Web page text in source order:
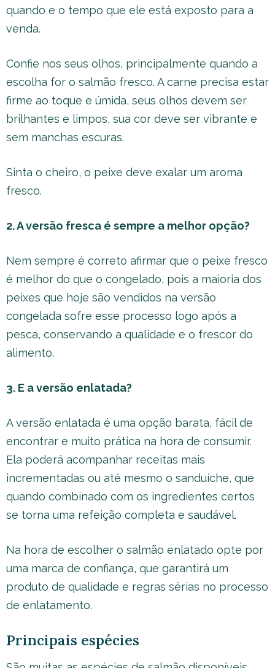
quando e o tempo que ele está exposto para a
venda.
Confie nos seus olhos, principalmente quando a
escolha for o salmão fresco. A carne precisa estar
firme ao toque e úmida, seus olhos devem ser
brilhantes e limpos, sua cor deve ser vibrante e
sem manchas escuras.
Sinta o cheiro, o peixe deve exalar um aroma
fresco.
2. A versão fresca é sempre a melhor opção?
Nem sempre é correto afirmar que o peixe fresco
é melhor do que o congelado, pois a maioria dos
peixes que hoje são vendidos na versão
congelada sofre esse processo logo após a
pesca, conservando a qualidade e o frescor do
alimento.
3. E a versão enlatada?
A versão enlatada é uma opção barata, fácil de
encontrar e muito prática na hora de consumir.
Ela poderá acompanhar receitas mais
incrementadas ou até mesmo o sanduíche, que
quando combinado com os ingredientes certos
se torna uma refeição completa e saudável.
Na hora de escolher o salmão enlatado opte por
uma marca de confiança, que garantirá um
produto de qualidade e regras sérias no processo
de enlatamento.
Principais espécies